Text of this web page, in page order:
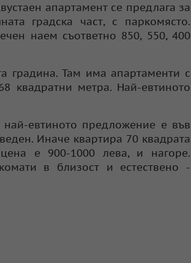
апартамент се предлага за
градска част, с паркомясто.
наем съответно 850, 550, 400
градина. Там има апартаменти с
квадратни метра. Най-евтиното
евтиното предложение е във
Иначе квартира 70 квадрата
е 900-1000 лева, и нагоре.
в близост и естествено -